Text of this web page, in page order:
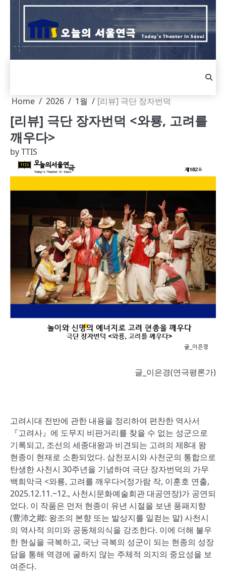
Skip
content
Home 2026 1월 [리뷰] 극단 장자번덕
[리뷰] 극단 장자번덕 <와룡, 고려를
깨우다>
byTTIS
글_이은경(연극평론가)
고려시대 전반에 관한 내용을 정리하여 편찬한 역사서
『고려사』에 도무지 비판거리를 찾을 수 없는 성군으로
기록되고, 조선의 세종대왕과 비견되는 고려의 제8대 왕
현종이 현재로 소환되었다. 삼천포시와 사천군의 통합으로
탄생한 사천시 30주년을 기념하여 극단 장자번덕의 가무
백희악극 <와룡, 고려를 깨우다>(정가람 작, 이훈호 연출,
2025.12.11.~12., 사천시문화예술회관 대공연장)가 공연되
었다. 이 작품은 먼저 현종이 유년 시절을 보낸 풍패지향
(豊沛之鄕: 왕조의 본향 또는 발상지를 일컫는 말) 사천시
의 역사적 의미와 공동체의식을 강조한다. 이에 더해 불우
한 현실을 극복하고, 국난 극복의 성군이 되는 현종의 성장
담을 통해 역경에 굴하지 않는 주체적 의지의 중요성을 보
여준다.